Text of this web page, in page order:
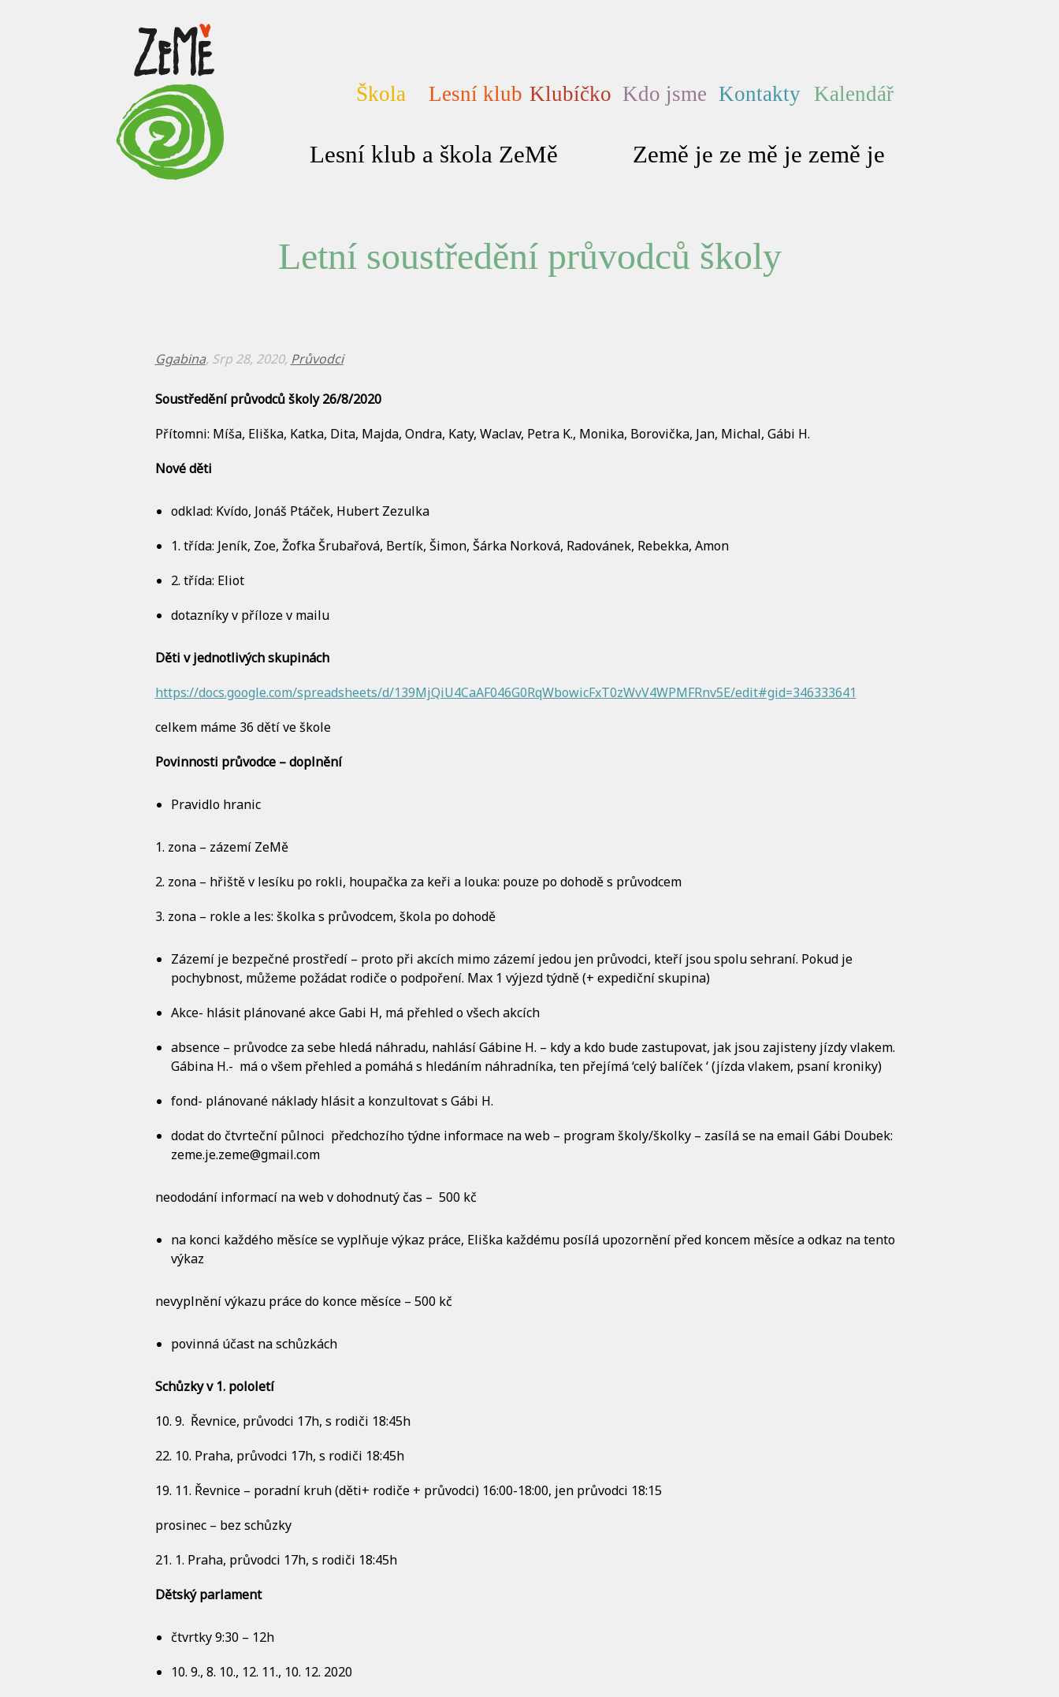
Škola Lesní klub Klubíčko Kdo jsme Kontakty Kalendář
Lesní klub a škola ZeMě Země je ze mě je země je
Letní soustředění průvodců školy
Ggabina, Srp 28, 2020, Průvodci
Soustředění průvodců školy 26/8/2020
Přítomni: Míša, Eliška, Katka, Dita, Majda, Ondra, Katy, Waclav, Petra K., Monika, Borovička, Jan, Michal, Gábi H.
Nové děti
odklad: Kvído, Jonáš Ptáček, Hubert Zezulka
1. třída: Jeník, Zoe, Žofka Šrubařová, Bertík, Šimon, Šárka Norková, Radovánek, Rebekka, Amon
2. třída: Eliot
dotazníky v příloze v mailu
Děti v jednotlivých skupinách
https://docs.google.com/spreadsheets/d/139MjQiU4CaAF046G0RqWbowicFxT0zWvV4WPMFRnv5E/edit#gid=346333641
celkem máme 36 dětí ve škole
Povinnosti průvodce – doplnění
Pravidlo hranic
1. zona – zázemí ZeMě
2. zona – hřiště v lesíku po rokli, houpačka za keři a louka: pouze po dohodě s průvodcem
3. zona – rokle a les: školka s průvodcem, škola po dohodě
Zázemí je bezpečné prostředí – proto při akcích mimo zázemí jedou jen průvodci, kteří jsou spolu sehraní. Pokud je
pochybnost, můžeme požádat rodiče o podpoření. Max 1 výjezd týdně (+ expediční skupina)
Akce- hlásit plánované akce Gabi H, má přehled o všech akcích
absence – průvodce za sebe hledá náhradu, nahlásí Gábine H. – kdy a kdo bude zastupovat, jak jsou zajisteny jízdy vlakem.
Gábina H.- má o všem přehled a pomáhá s hledáním náhradníka, ten přejímá ‘celý balíček ‘ (jízda vlakem, psaní kroniky)
fond- plánované náklady hlásit a konzultovat s Gábi H.
dodat do čtvrteční půlnoci předchozího týdne informace na web – program školy/školky – zasílá se na email Gábi Doubek:
zeme.je.zeme@gmail.com
neododání informací na web v dohodnutý čas – 500 kč
na konci každého měsíce se vyplňuje výkaz práce, Eliška každému posílá upozornění před koncem měsíce a odkaz na tento
výkaz
nevyplnění výkazu práce do konce měsíce – 500 kč
povinná účast na schůzkách
Schůzky v 1. pololetí
10. 9. Řevnice, průvodci 17h, s rodiči 18:45h
22. 10. Praha, průvodci 17h, s rodiči 18:45h
19. 11. Řevnice – poradní kruh (děti+ rodiče + průvodci) 16:00-18:00, jen průvodci 18:15
prosinec – bez schůzky
21. 1. Praha, průvodci 17h, s rodiči 18:45h
Dětský parlament
čtvrtky 9:30 – 12h
10. 9., 8. 10., 12. 11., 10. 12. 2020